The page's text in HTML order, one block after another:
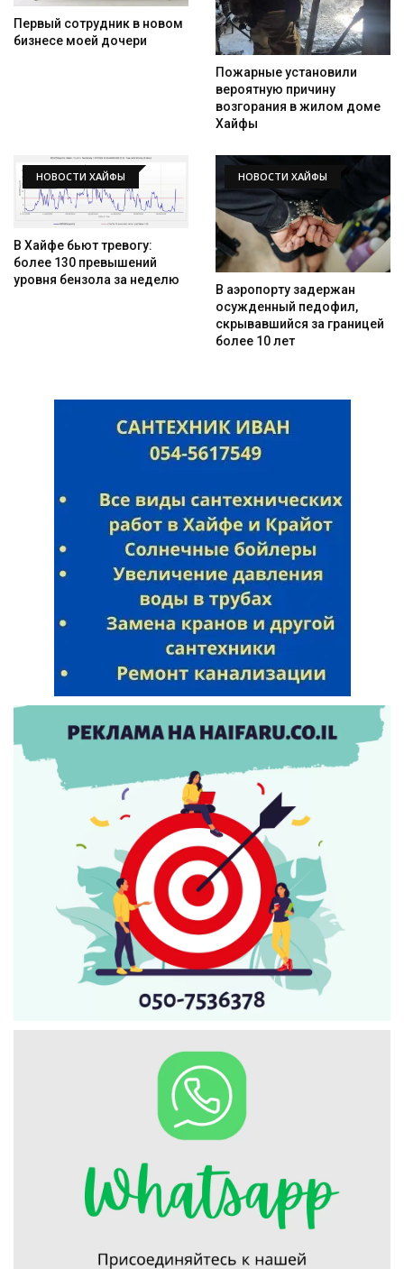
Первый сотрудник в новом
бизнесе моей дочери
Пожарные установили
вероятную причину
возгорания в жилом доме
Хайфы
НОВОСТИ ХАЙФЫ
В Хайфе бьют тревогу:
более 130 превышений
уровня бензола за неделю
НОВОСТИ ХАЙФЫ
В аэропорту задержан
осужденный педофил,
скрывавшийся за границей
более 10 лет